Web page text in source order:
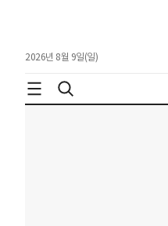
2026년 8월 9일(일)